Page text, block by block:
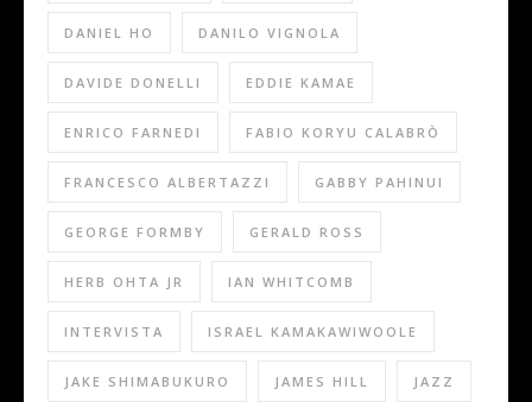
DANIEL HO DANILO VIGNOLA
DAVIDE DONELLI EDDIE KAMAE
ENRICO FARNEDI FABIO KORYU CALABRÒ
FRANCESCO ALBERTAZZI GABBY PAHINUI
GEORGE FORMBY GERALD ROSS
HERB OHTA JR IAN WHITCOMB
INTERVISTA ISRAEL KAMAKAWIWOOLE
JAKE SHIMABUKURO JAMES HILL JAZZ